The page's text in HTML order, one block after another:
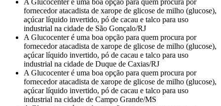
A Glucocenter é uma boa opção para quem procura por
fornecedor atacadista de xarope de glicose de milho (glucose),
açúcar líquido invertido, pó de cacau e talco para uso
industrial na cidade de São Gonçalo/RJ
A Glucocenter é uma boa opção para quem procura por
fornecedor atacadista de xarope de glicose de milho (glucose),
açúcar líquido invertido, pó de cacau e talco para uso
industrial na cidade de Duque de Caxias/RJ
A Glucocenter é uma boa opção para quem procura por
fornecedor atacadista de xarope de glicose de milho (glucose),
açúcar líquido invertido, pó de cacau e talco para uso
industrial na cidade de Campo Grande/MS